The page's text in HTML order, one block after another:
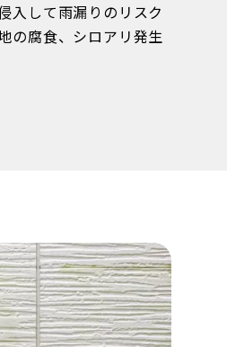
入して雨漏りのリスク
の腐食、シロアリ発生